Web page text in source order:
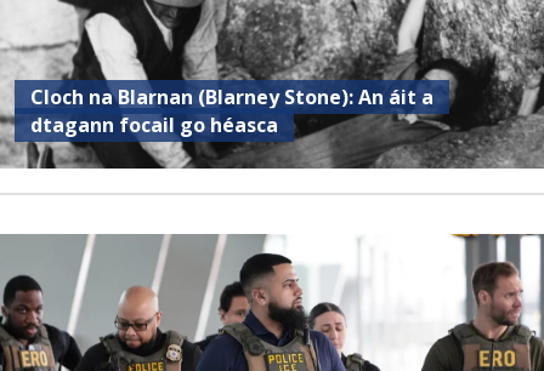
Cloch na Blarnan (Blarney Stone): An áit a
dtagann focail go héasca